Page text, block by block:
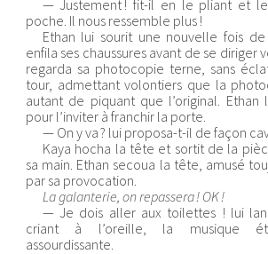
— Justement ! fit-il en le pliant et le
poche. Il nous ressemble plus !
Ethan lui sourit une nouvelle fois
enfila ses chaussures avant de se diriger
regarda sa photocopie terne, sans
tour, admettant volontiers que la
autant de piquant que l’original.
pour l’inviter à franchir la porte.
— On y va ? lui proposa-t-il de façon
Kaya hocha la tête et sortit de la
sa main. Ethan secoua la tête, amusé
par sa provocation.
La galanterie, on repassera ! OK !
— Je dois aller aux toilettes ! lui
criant à l’oreille, la musique
assourdissante.